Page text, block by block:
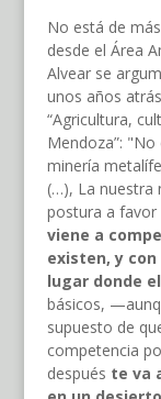
No está de
desde el Área
Alvear se
unos años
“Agricultura,
Mendoza”:
minería
(…), La nuestra
postura a favor
viene a
existen, y
lugar donde
básicos,
supuesto de
competencia
después te va